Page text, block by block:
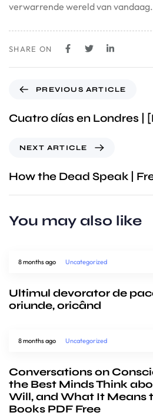
verwarrende wereld van vandaag.
SHARE ON
PREVIOUS ARTICLE
Cuatro días en Londres |
NEXT ARTICLE
How the Dead Speak |
You may also like
8 months ago Uncategorized
Ultimul devorator de
oriunde, oricând
8 months ago Uncategorized
Conversations on
the Best Minds Think
Will, and What It Means
Books PDF Free